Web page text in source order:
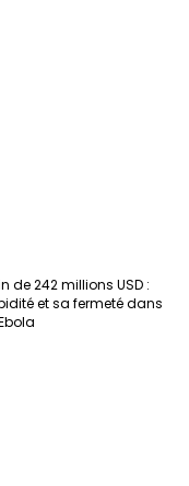
242 millions USD :
et sa fermeté dans